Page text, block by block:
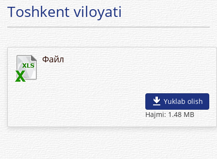
Toshkent viloyati
Файл
Yuklab olish
Hajmi: 1.48 MB